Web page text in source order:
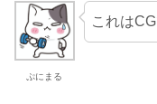
ぷにまる
これは